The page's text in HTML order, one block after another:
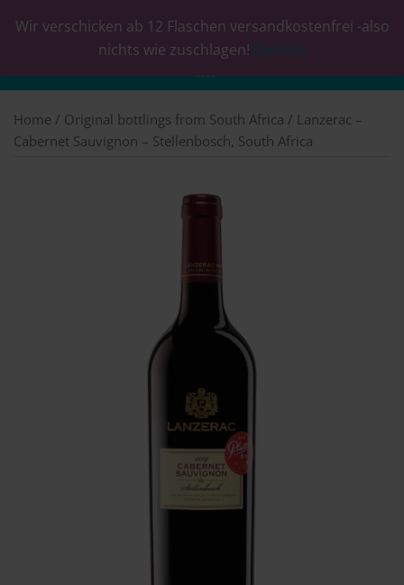
Wir verschicken ab 12 Flaschen versandkostenfrei -also
nichts wie zuschlagen! Dismiss
0
Home / Original bottlings from South Africa / Lanzerac –
Cabernet Sauvignon – Stellenbosch, South Africa